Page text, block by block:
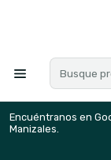
Encuéntranos en
Manizales.